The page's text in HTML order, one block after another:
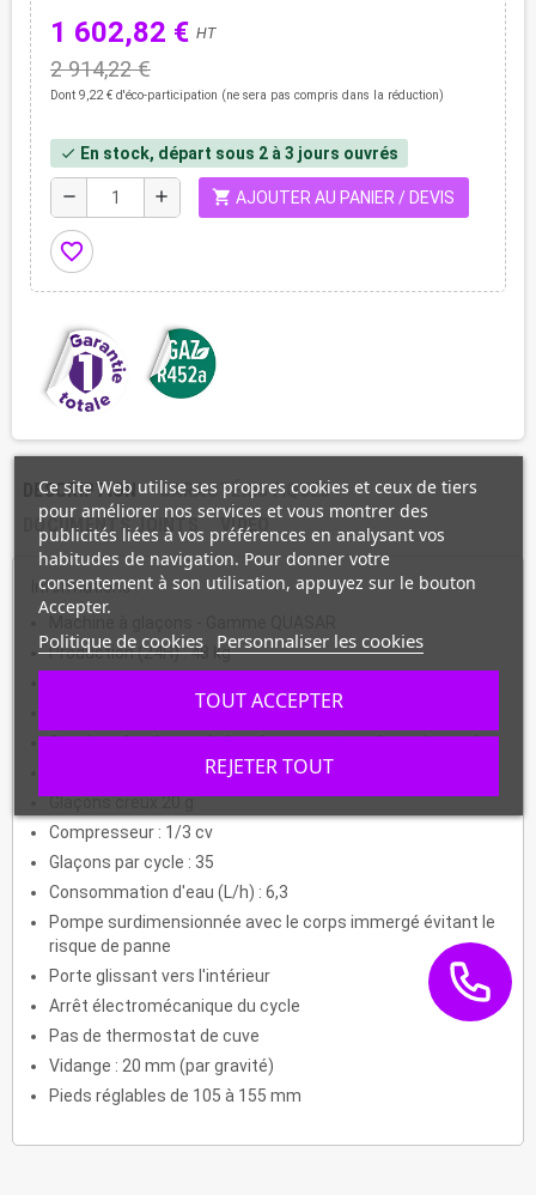
1 602,82 € HT
2 914,22 €
Dont 9,22 € d'éco-participation (ne sera pas compris dans la réduction)
check En stock, départ sous 2 à 3 jours ouvrés
remove add shopping_cart AJOUTER AU PANIER / DEVIS
favorite_border
DESCRIPTION
CARACTÉRISTIQUES
DOCUMENTS JOINTS
VIDEO
Informations :
Machine à glaçons - Gamme QUASAR
Production (24H) : 48 kg
Carrosserie inox AISI 304 18/10
Système à palettes (adapté aux eaux les plus calcaires)
Refroidissement AIR
Glaçons creux 20 g
Compresseur : 1/3 cv
Glaçons par cycle : 35
Consommation d'eau (L/h) : 6,3
Pompe surdimensionnée avec le corps immergé évitant le
risque de panne
Porte glissant vers l'intérieur
Arrêt électromécanique du cycle
Pas de thermostat de cuve
Vidange : 20 mm (par gravité)
Pieds réglables de 105 à 155 mm
Ce site Web utilise ses propres cookies et ceux de tiers
pour améliorer nos services et vous montrer des
publicités liées à vos préférences en analysant vos
habitudes de navigation. Pour donner votre
consentement à son utilisation, appuyez sur le bouton
Accepter.
Politique de cookies Personnaliser les cookies
REJETER TOUT
TOUT ACCEPTER